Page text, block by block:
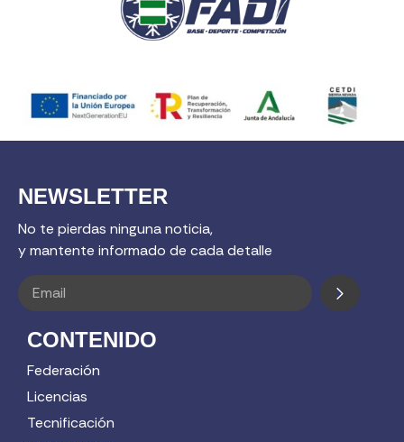
NEWSLETTER
No te pierdas ninguna noticia,
y mantente informado de cada detalle
CONTENIDO
Federación
Licencias
Tecnificación